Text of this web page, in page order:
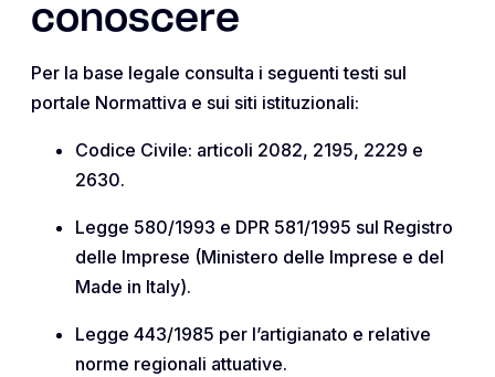
conoscere
Per la base legale consulta i seguenti testi sul
portale Normattiva e sui siti istituzionali:
Codice Civile: articoli 2082, 2195, 2229 e
2630.
Legge 580/1993 e DPR 581/1995 sul Registro
delle Imprese (Ministero delle Imprese e del
Made in Italy).
Legge 443/1985 per l’artigianato e relative
norme regionali attuative.